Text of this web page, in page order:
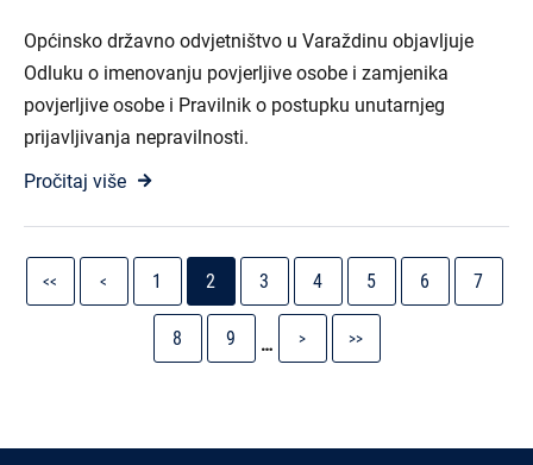
Općinsko državno odvjetništvo u Varaždinu objavljuje
Odluku o imenovanju povjerljive osobe i zamjenika
povjerljive osobe i Pravilnik o postupku unutarnjeg
prijavljivanja nepravilnosti.
Pročitaj više
Pagination
page
<<
Previous
page
< Stranica
1
Current
page
2 Stranica
3 Stranica
4 Stranica
5 Stranica
6 7
Stranica
8 Stranica
9 …
page
>
page
>>